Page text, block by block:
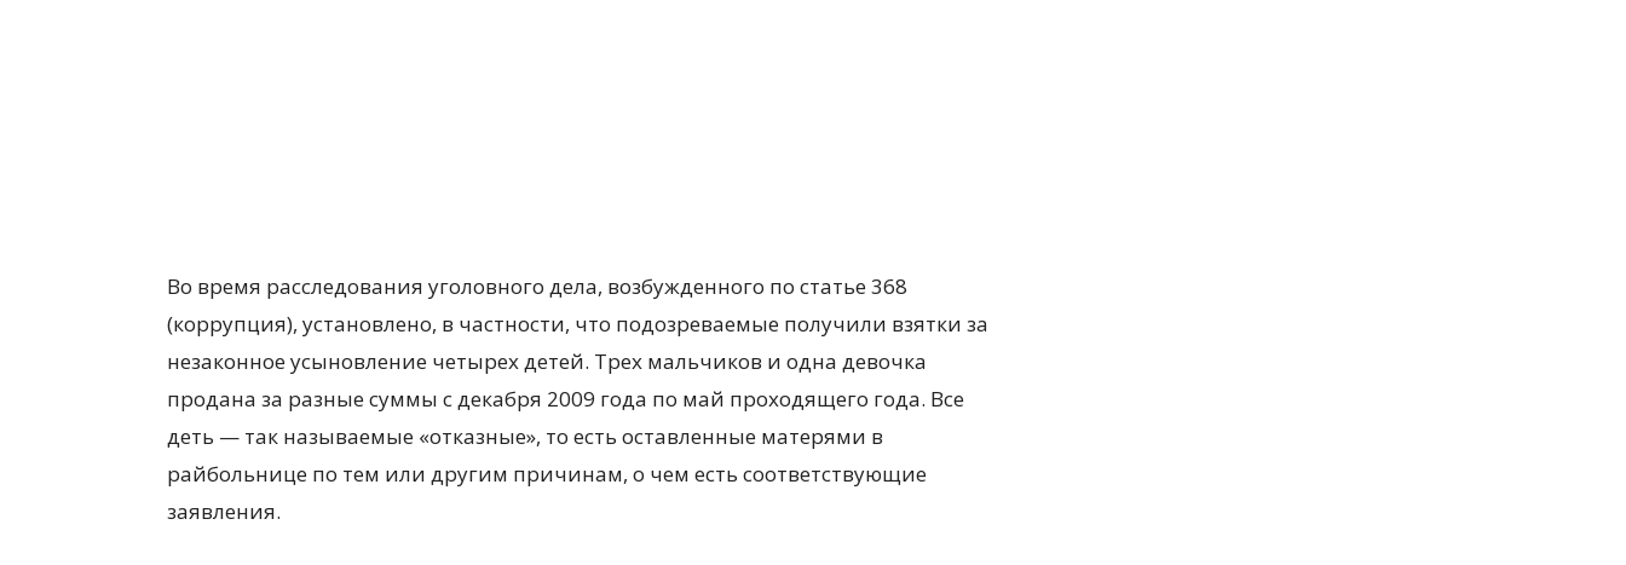
Во время расследования уголовного дела, возбужденного по статье 368
(коррупция), установлено, в частности, что подозреваемые получили взятки за
незаконное усыновление четырех детей. Трех мальчиков и одна девочка
продана за разные суммы с декабря 2009 года по май проходящего года. Все
деть — так называемые «отказные», то есть оставленные матерями в
райбольнице по тем или другим причинам, о чем есть соответствующие
заявления.